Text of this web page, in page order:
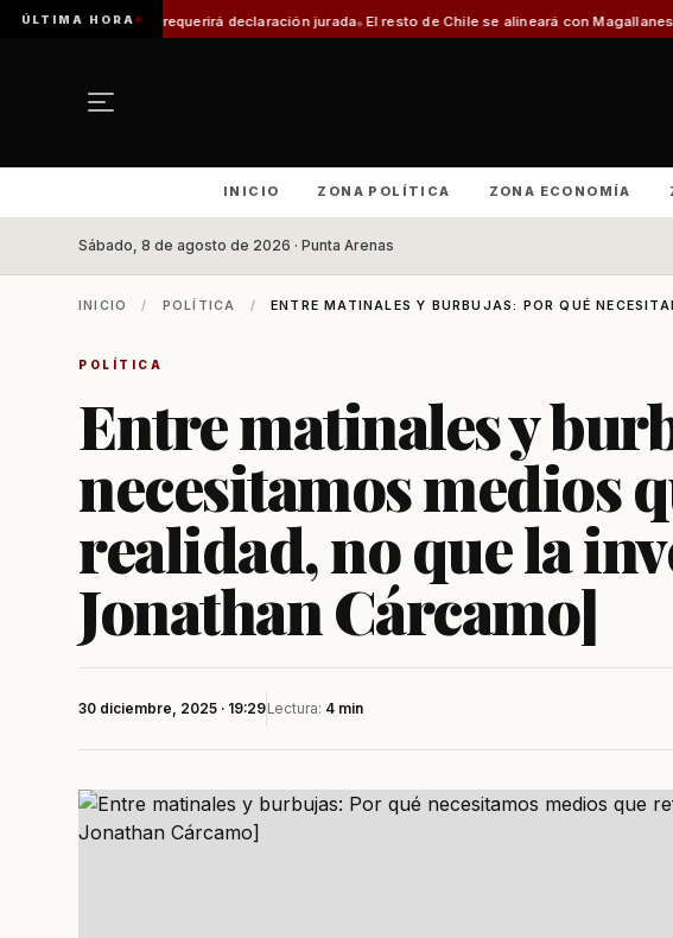
ÚLTIMA HORA
requerirá declaración jurada El resto de Chile se alineará con Magallanes: confirman
INICIO ZONA POLÍTICA ZONA ECONOMÍA
Sábado, 8 de agosto de 2026 · Punta Arenas
INICIO / POLÍTICA / ENTRE MATINALES Y BURBUJAS: POR QUÉ
POLÍTICA
Entre matinales y
necesitamos medios
realidad, no que la
Jonathan Cárcamo]
30 diciembre, 2025 · 19:29Lectura: 4 min